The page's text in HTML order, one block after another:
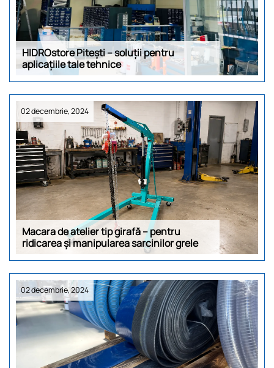
HIDROstore Pitești – soluții pentru
aplicațiile tale tehnice
02 decembrie, 2024
Macara de atelier tip girafă – pentru
ridicarea și manipularea sarcinilor grele
02 decembrie, 2024